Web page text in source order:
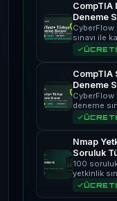
CompTIA
Deneme
CyberFlow
sınavı ile
CompTIA
Deneme
CyberFlow
deneme
Nmap
Soruluk
100
yetkinlik